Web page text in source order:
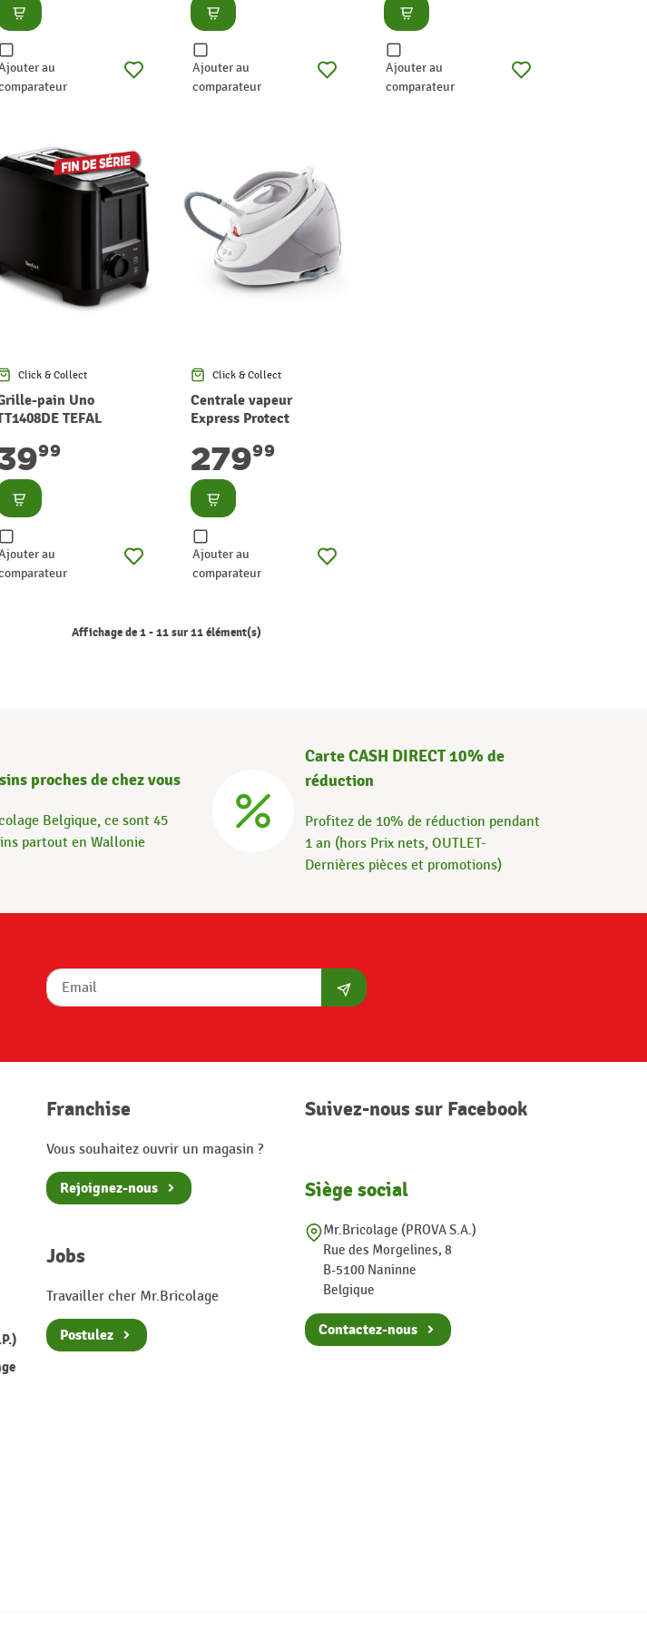
Consulter
au
Consulter
Ajouter au
comparateur
Consulter
Ajouter au
comparateur
Click & Collect
pain Uno
TEFAL
99
Consulter
au
Click & Collect
Centrale vapeur
Express Protect
27999
Consulter
Ajouter au
comparateur
Affichage de 1 - 11 sur 11 élément(s)
proches de chez vous
Belgique, ce sont 45
partout en Wallonie
Carte CASH DIRECT 10% de
réduction
Profitez de 10% de réduction pendant
1 an (hors Prix nets, OUTLET-
Dernières pièces et promotions)
S'abonner
Franchise
Vous souhaitez ouvrir un magasin ?
Rejoignez-nous
Jobs
Travailler cher Mr.Bricolage
Postulez
Suivez-nous sur Facebook
Siège social
Mr.Bricolage (PROVA S.A.)
Rue des Morgelines, 8
B-5100 Naninne
Belgique
Contactez-nous